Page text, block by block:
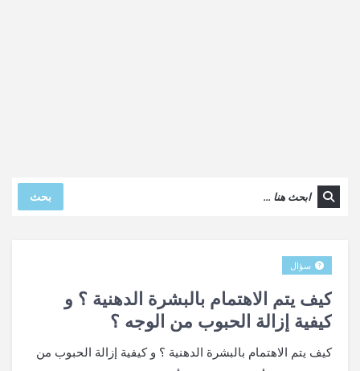
بحث
كيف يتم الاهتمام بالبشرة الدهنية ؟ و
كيفية إزالة الحبوب من الوجه ؟
سؤال
كيف يتم الاهتمام بالبشرة الدهنية ؟ و كيفية إزالة الحبوب من